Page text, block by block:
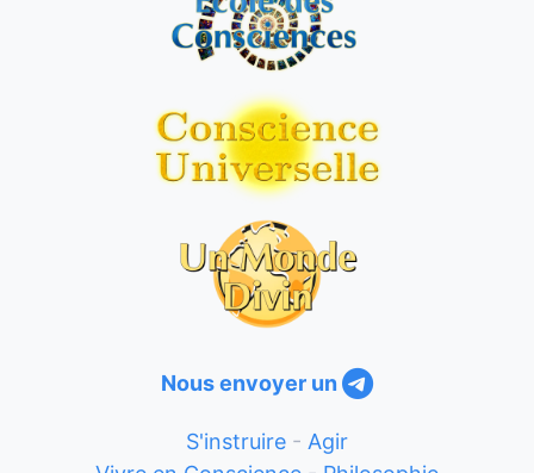
Nous envoyer un
S'instruire - Agir